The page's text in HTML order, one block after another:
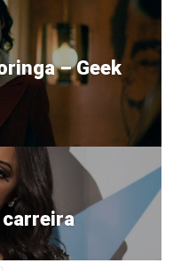
– Geek
carreira